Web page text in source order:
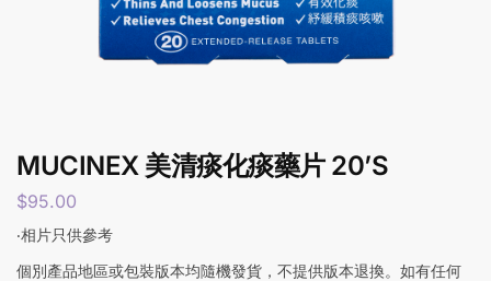
MUCINEX 美清痰化痰藥片 20’S
$95.00
‧相片只供參考
個別產品地區或包裝版本均隨機發貨，不提供版本退換。如有任何